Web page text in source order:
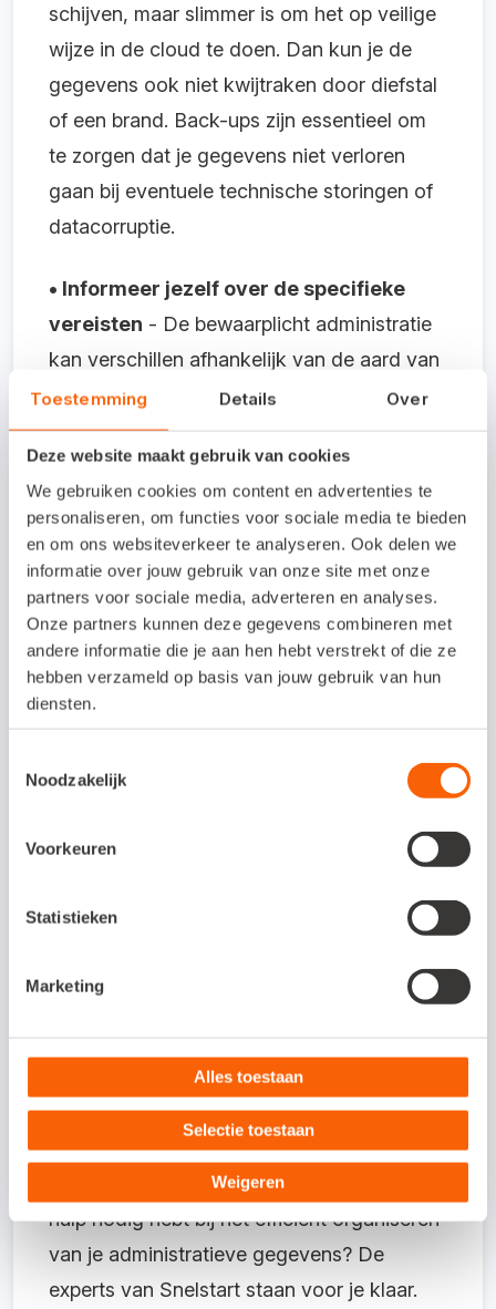
Toestemming Details Over
Deze website maakt gebruik van cookies
We gebruiken cookies om content en advertenties te
personaliseren, om functies voor sociale media te bieden
en om ons websiteverkeer te analyseren. Ook delen we
informatie over jouw gebruik van onze site met onze
partners voor sociale media, adverteren en analyses.
Onze partners kunnen deze gegevens combineren met
andere informatie die je aan hen hebt verstrekt of die ze
hebben verzameld op basis van jouw gebruik van hun
diensten.
Noodzakelijk
Voorkeuren
Statistieken
Marketing
Alles toestaan
Selectie toestaan
Weigeren
schijven, maar slimmer is om het op veilige
wijze in de cloud te doen. Dan kun je de
gegevens ook niet kwijtraken door diefstal
of een brand. Back-ups zijn essentieel om
te zorgen dat je gegevens niet verloren
gaan bij eventuele technische storingen of
datacorruptie.
• Informeer jezelf over de specifieke
vereisten - De bewaarplicht administratie
kan verschillen afhankelijk van de aard van
je bedrijf en de sector waarin je actief bent.
Informeer jezelf over de specifieke
vereisten voor jouw situatie. Raadpleeg de
website van de Belastingdienst om volledig
op de hoogte te zijn.
Goed op orde
Het naleven van de bewaarplicht
administratie is van cruciaal belang voor
ondernemers. Je voorkomt boetes en
juridische complicaties, het biedt je
belastingaangiften en het geeft je financieel
organisatorische en digitale tools kunnen je
hebben.
Snelstart staat voor je klaar
Vragen over de bewaarplicht administratie?
Neem contact op met je boekhouder of kijk
site van de Belastingdienst
hulp nodig hebt bij het efficiënt organiseren
van je administratieve gegevens? De
experts van Snelstart staan voor je klaar.